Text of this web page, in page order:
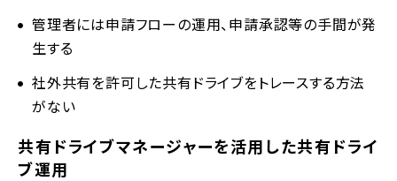
管理者には申請フローの運用、申請承認等の手間が発
生する
社外共有を許可した共有ドライブをトレースする方法
がない
共有ドライブマネージャーを活用した共有ドライ
ブ運用